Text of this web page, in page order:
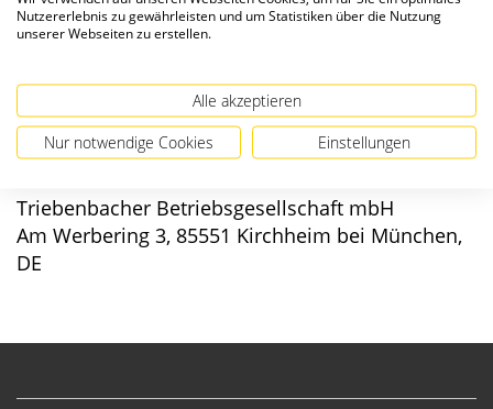
Angaben zur Produktsicherheit
Triebenbacher Betriebsgesellschaft mbH
Am Werbering 3, 85551 Kirchheim bei München,
DE
Nutzererlebnis zu gewährleisten und um Statistiken über die Nutzung
unserer Webseiten zu erstellen.
Alle akzeptieren
Nur notwendige Cookies Einstellungen